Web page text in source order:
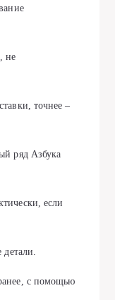
не
точнее –
ряд Азбука
если
детали.
с помощью